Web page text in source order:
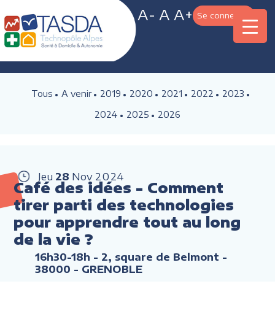
A- A A+ Se connecter
Tous A venir 2019 2020 2021 2022
2023
2024
2025 2026
Jeu 28 Nov 2024
Café des idées - Comment
tirer parti des technologies
pour apprendre tout au long
de la vie ?
16h30-18h - 2, square de Belmont -
38000 - GRENOBLE